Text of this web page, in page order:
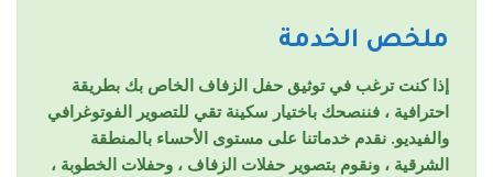
ملخص الخدمة
إذا كنت ترغب في توثيق حفل الزفاف الخاص بك بطريقة
احترافية ، فننصحك باختيار سكينة تقي للتصوير الفوتوغرافي
والفيديو. نقدم خدماتنا على مستوى الأحساء بالمنطقة
الشرقية ، ونقوم بتصوير حفلات الزفاف ، وحفلات الخطوبة ،